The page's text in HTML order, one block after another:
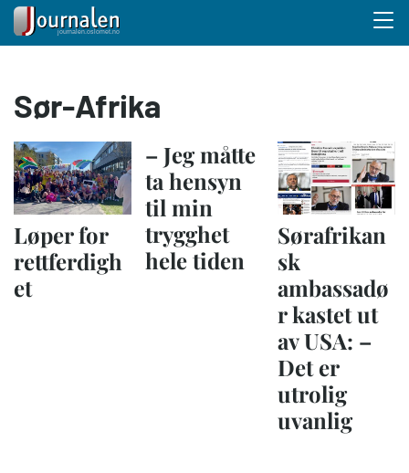
hovedinnhold
Sør-Afrika
Løper for
rettferdigh
et
– Jeg måtte
ta hensyn
til min
trygghet
hele tiden
Sørafrikan
sk
ambassadø
r kastet ut
av USA: –
Det er
utrolig
uvanlig